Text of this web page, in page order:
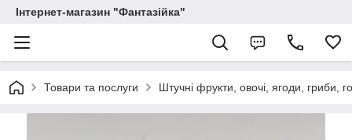
Інтернет-магазин "Фантазійка"
Товари та послуги Штучні фрукти, овочі, ягоди, гриби,